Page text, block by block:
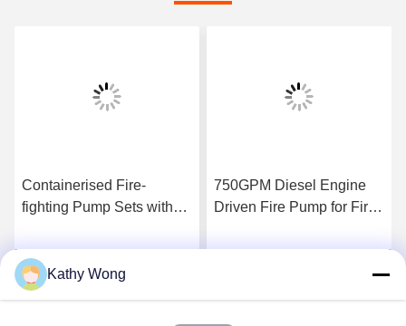
Containerised Fire-
fighting Pump Sets with
FM NFPA20 Certified
Complete Fire Pump
System
Habla Ahora.
750GPM Diesel Engine
Driven Fire Pump for Fire
manufacturing facility fire
Kathy Wong